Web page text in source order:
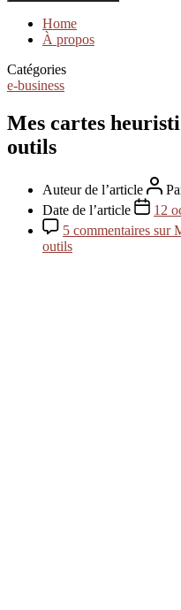
Home
À propos
Catégories
e-business
Mes cartes
outils
Auteur de l’article
Date de l’article
12
5 commentaires sur
outils